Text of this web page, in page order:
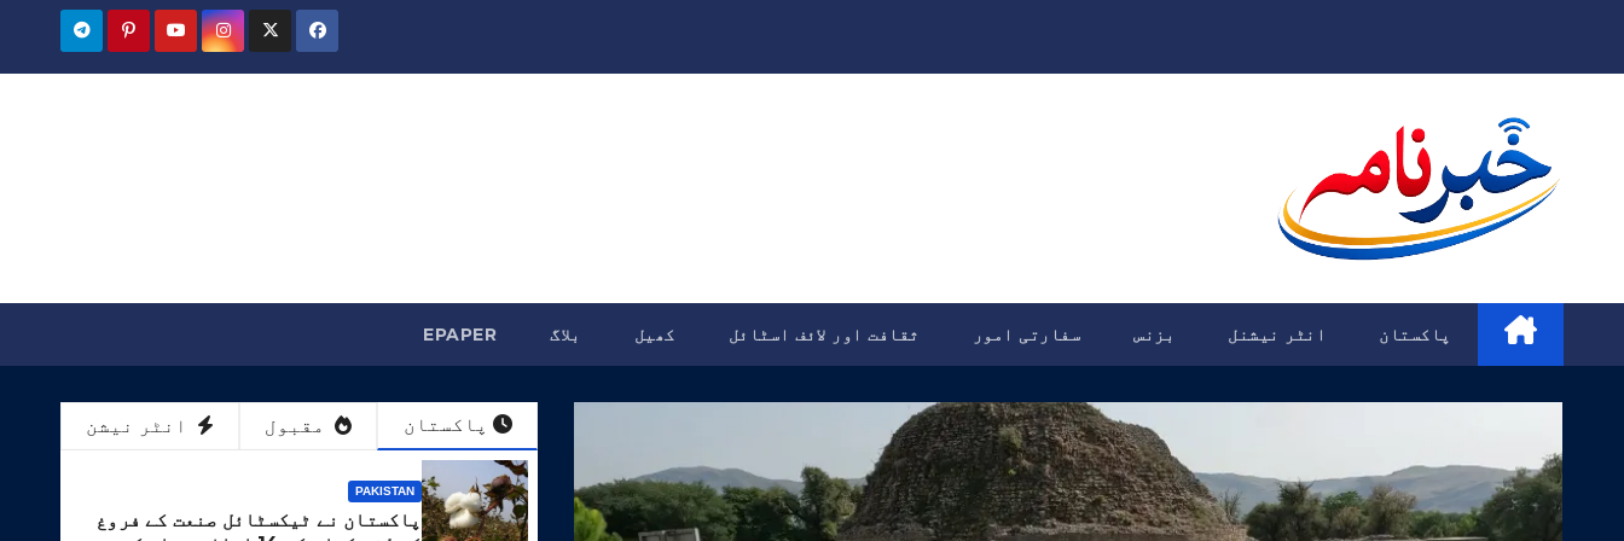
پاکستان انٹر نیشنل بزنس سفارتی امور ثقافت اور لائف اسٹائل کھیل بلاگ EPAPER
پاکستان مقبول انٹر نیشن
PAKISTAN
پاکستان نے ٹیکسٹائل صنعت کے فروغ